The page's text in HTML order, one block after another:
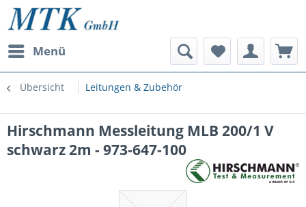
Menü
Übersicht Leitungen & Zubehör
Hirschmann Messleitung MLB 200/1 V
schwarz 2m - 973-647-100